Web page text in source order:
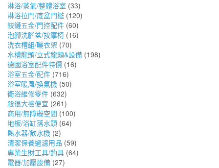
淋浴/蒸氣/整體浴室 (33)
淋浴拉門/底盆門檻 (120)
鉸鏈五金/門控配件 (60)
泡腳洗腳盆/按摩椅 (16)
洗衣槽組/曬衣架 (70)
水槽龍頭/立式龍頭&設備 (198)
德國浴室配件特價 (16)
浴室五金/配件 (716)
浴室暖風/換氣機 (50)
衛浴維修零件 (632)
殺很大撿便宜 (261)
商用/無障礙空間 (100)
地板/浴缸落水頭 (64)
熱水器/飲水機 (2)
清潔保養過濾用品 (59)
專業生財工具/釣具 (64)
電器/加壓設備 (27)